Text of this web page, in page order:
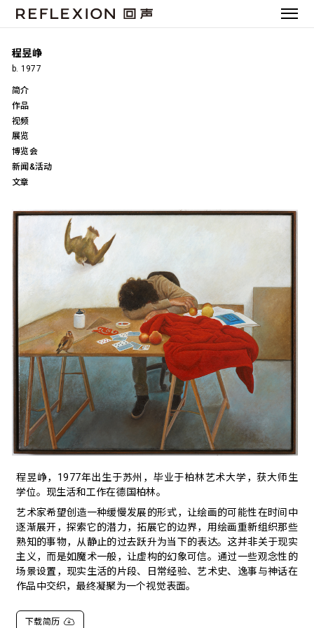
程昱峥
b. 1977
简介
作品
视频
展览
博览会
新闻&活动
文章
程昱峥，1977年出生于苏州，毕业于柏林艺术大学，获大师生
学位。现生活和工作在德国柏林。
艺术家希望创造一种缓慢发展的形式，让绘画的可能性在时间中
逐渐展开，探索它的潜力，拓展它的边界，用绘画重新组织那些
熟知的事物，从静止的过去跃升为当下的表达。这并非关于现实
主义，而是如魔术一般，让虚构的幻象可信。通过一些观念性的
场景设置，现实生活的片段、日常经验、艺术史、逸事与神话在
作品中交织，最终凝聚为一个视觉表面。
下载简历